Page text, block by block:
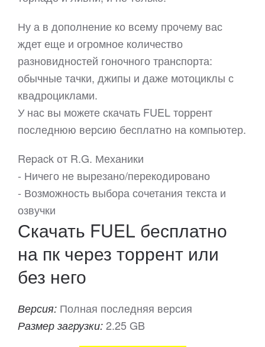
Ну а в дополнение ко всему прочему вас
ждет еще и огромное количество
разновидностей гоночного транспорта:
обычные тачки, джипы и даже мотоциклы с
квадроциклами.
У нас вы можете скачать FUEL торрент
последнюю версию бесплатно на компьютер.
Repack от R.G. Механики
- Ничего не вырезано/перекодировано
- Возможность выбора сочетания текста и
озвучки
Скачать FUEL бесплатно
на пк через торрент или
без него
Версия: Полная последняя версия
Размер загрузки: 2.25 GB